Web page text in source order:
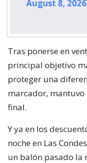
August 8, 2026
Tras ponerse en
principal objetivo
proteger una
marcador,
final.
Y ya en los
noche en Las
un balón pasado la